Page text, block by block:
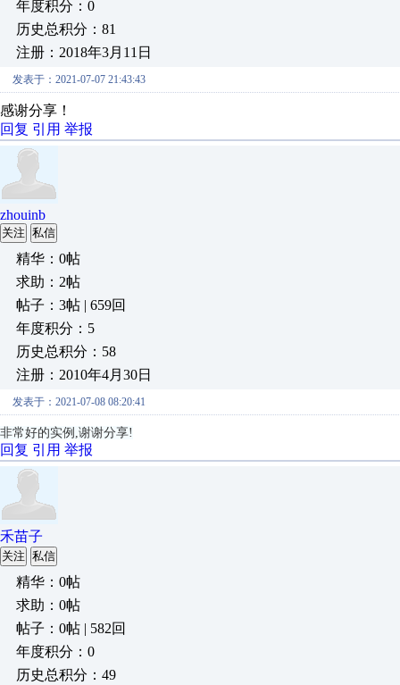
年度积分：0
历史总积分：81
注册：2018年3月11日
发表于：2021-07-07 21:43:43
感谢分享！
回复 引用 举报
zhouinb
关注 私信
精华：0帖
求助：2帖
帖子：3帖 | 659回
年度积分：5
历史总积分：58
注册：2010年4月30日
发表于：2021-07-08 08:20:41
非常好的实例,谢谢分享!
回复 引用 举报
禾苗子
关注 私信
精华：0帖
求助：0帖
帖子：0帖 | 582回
年度积分：0
历史总积分：49